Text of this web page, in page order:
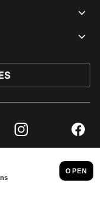
Instagram
NORTH AMERICA, INC.
IMPRINT AND LEGAL DATA